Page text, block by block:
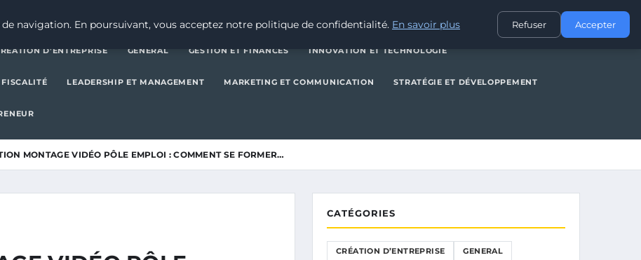
INNOVATION ET TECHNOLOGIE
D’ENTREPRISE GENERAL GESTION ET FINANCES INNOVATION ET TECHNOLOGIE
LEADERSHIP ET MANAGEMENT MARKETING ET COMMUNICATION STRATÉGIE ET DÉVELOPPEMENT
MONTAGE VIDÉO PÔLE EMPLOI : COMMENT SE FORMER…
CATÉGORIES
CRÉATION D’ENTREPRISE GENERAL
navigation. En poursuivant, vous acceptez notre politique de confidentialité. En savoir plus Refuser Accepter